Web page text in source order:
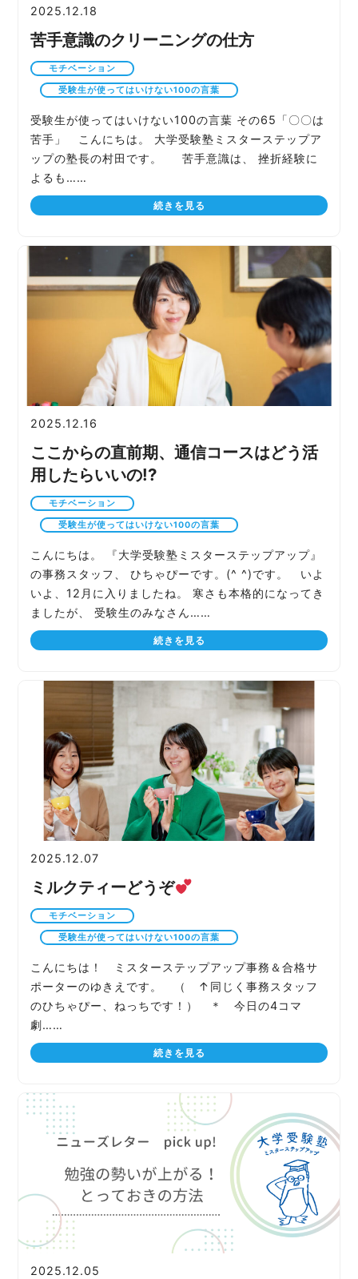
2025.12.18
苦手意識のクリーニングの仕方
モチベーション
受験生が使ってはいけない100の言葉
受験生が使ってはいけない100の言葉 その65「〇〇は
苦手」 こんにちは。 大学受験塾ミスターステップア
ップの塾長の村田です。 苦手意識は、 挫折経験に
よるも……
続きを見る
2025.12.16
ここからの直前期、通信コースはどう活
用したらいいの!?
モチベーション
受験生が使ってはいけない100の言葉
こんにちは。 『大学受験塾ミスターステップアップ』
の事務スタッフ、 ひちゃぴーです。(^ ^)です。 いよ
いよ、12月に入りましたね。 寒さも本格的になってき
ましたが、 受験生のみなさん……
続きを見る
2025.12.07
ミルクティーどうぞ
モチベーション
受験生が使ってはいけない100の言葉
こんにちは！ ミスターステップアップ事務＆合格サ
ポーターのゆきえです。 （ ↑同じく事務スタッフ
のひちゃぴー、ねっちです！） ＊ 今日の4コマ
劇……
続きを見る
2025.12.05